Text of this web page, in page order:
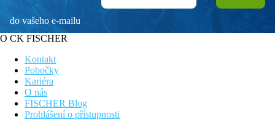
do vašeho e-mailu
O CK FISCHER
Kontakt
Pobočky
Kariéra
O nás
FISCHER Blog
Prohlášení o přístupnosti